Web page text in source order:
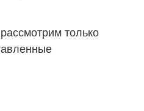
только